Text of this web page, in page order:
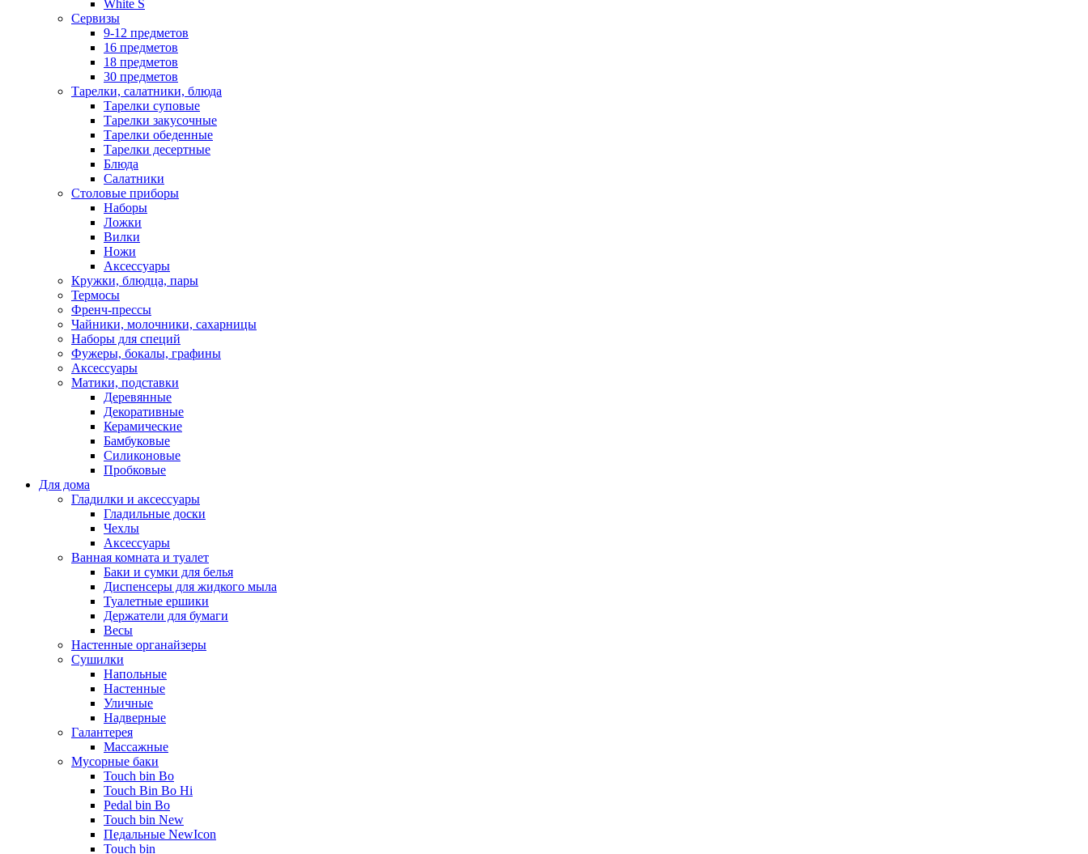
White S
Сервизы
9-12 предметов
16 предметов
18 предметов
30 предметов
Тарелки, салатники, блюда
Тарелки суповые
Тарелки закусочные
Тарелки обеденные
Тарелки десертные
Блюда
Салатники
Столовые приборы
Наборы
Ложки
Вилки
Ножи
Аксессуары
Кружки, блюдца, пары
Термосы
Френч-прессы
Чайники, молочники, сахарницы
Наборы для специй
Фужеры, бокалы, графины
Аксессуары
Матики, подставки
Деревянные
Декоративные
Керамические
Бамбуковые
Силиконовые
Пробковые
Для дома
Гладилки и аксессуары
Гладильные доски
Чехлы
Аксессуары
Ванная комната и туалет
Баки и сумки для белья
Диспенсеры для жидкого мыла
Туалетные ершики
Держатели для бумаги
Весы
Настенные органайзеры
Сушилки
Напольные
Настенные
Уличные
Надверные
Галантерея
Массажные
Мусорные баки
Touch bin Bo
Touch Bin Bo Hi
Pedal bin Bo
Touch bin New
Педальные NewIcon
Touch bin